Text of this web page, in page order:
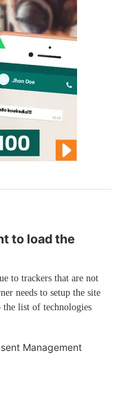
to load the
to trackers that are not
needs to setup the site
list of technologies
Management